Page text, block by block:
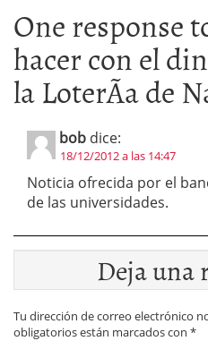
One response
hacer con el
la LoterÃ­a de
bob dice:
18/12/2012 a las 14:47
Noticia ofrecida por el
de las universidades.
Deja una
Tu dirección de correo electrónico
obligatorios están marcados con *